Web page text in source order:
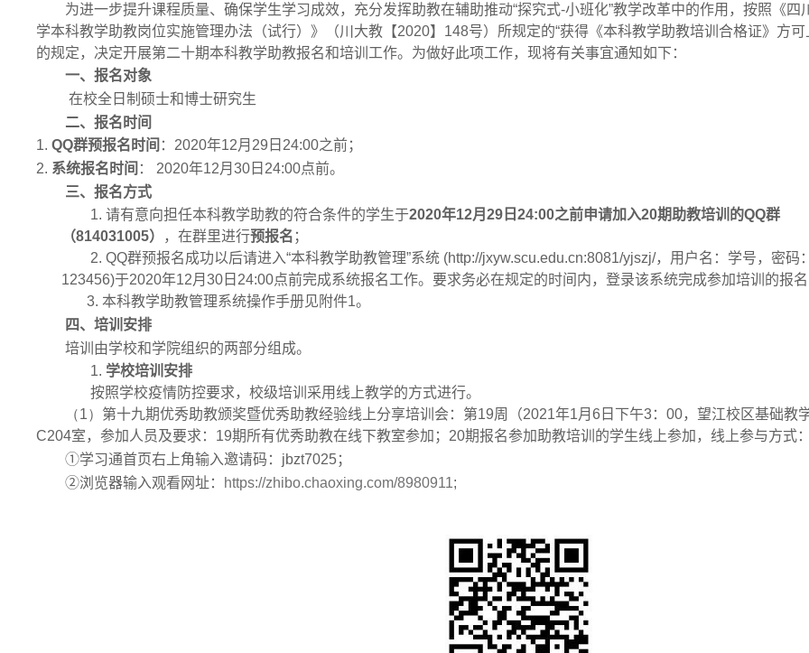
为进一步提升课程质量、确保学生学习成效，充分发挥助教在辅助推动“探究式-小班化”教学改革中的作用，按照《四
学本科教学助教岗位实施管理办法（试行）》（川大教【2020】 148号）所规定的“获得《本科教学助教培训合格证》方可
的规定，决定开展第二十期本科教学助教报名和培训工作。为做好此项工作，现将有关事宜通知如下：
一、报名对象
在校全日制硕士和博士研究生
二、报名时间
1.QQ群预报名时间 ： 2020年12月 29 日 24:00之前；
2. 系统报名时间 ： 2020年12月30 日 24:00点前。
三、报名方式
1.请有意向担任本科教学助教的符合条件的学生于2020年12月29日24:00之前申请加入20期助教培训的QQ群
（814031005）
，在群里进行预报名 ；
2.QQ群预报名成功以后请进入“本科教学助教管理”系统 (http://jxyw.scu.edu.cn:8081/yjszj/，用户名：学号，密码：
123456)于2020年12月30 日 24:00点前完成系统报名工作。要求务必在规定的时间内，登录该系统完成参加培训的报名
3.本科教学助教管理系统操作手册见附件1。
四、培训安排
培训由学校和学院组织的两部分组成。
1. 学校培训安排
按照学校疫情防控要求，校级培训采用线上教学的方式进行。
（1） 第十九期优秀助教颁奖暨优秀助教经验线上分享培训会：第19周（2021年1月6 日下午3：00，望江校区基础教
C204室，参加人员及要求： 19期所有优秀助教在线下教室参加； 20期报名参加助教培训的学生线上参加，线上参与方式：
①学习通首页右上角输入邀请码： jbzt7025；
②浏览器输入观看网址：
https://zhibo.chaoxing.com/8980911;